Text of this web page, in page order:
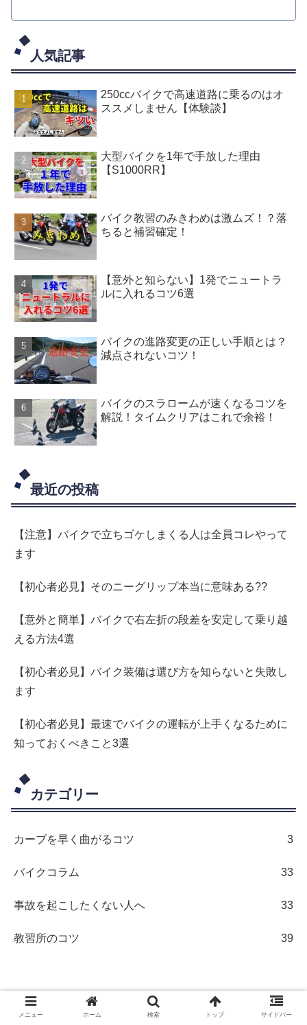
人気記事
250ccバイクで高速道路に乗るのはオ
ススメしません【体験談】
大型バイクを1年で手放した理由
【S1000RR】
バイク教習のみきわめは激ムズ！？落
ちると補習確定！
【意外と知らない】1発でニュートラ
ルに入れるコツ6選
バイクの進路変更の正しい手順とは？
減点されないコツ！
バイクのスラロームが速くなるコツを
解説！タイムクリアはこれで余裕！
最近の投稿
【注意】バイクで立ちゴケしまくる人は全員コレやって
ます
【初心者必見】そのニーグリップ本当に意味ある??
【意外と簡単】バイクで右左折の段差を安定して乗り越
える方法4選
【初心者必見】バイク装備は選び方を知らないと失敗し
ます
【初心者必見】最速でバイクの運転が上手くなるために
知っておくべきこと3選
カテゴリー
カーブを早く曲がるコツ 3
バイクコラム 33
事故を起こしたくない人へ 33
教習所のコツ 39
メニュー ホーム 検索 トップ サイドバー